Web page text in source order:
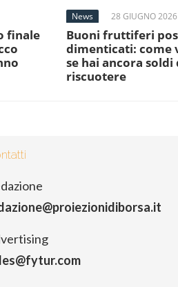
finale
News 28 GIUGNO 2026
Buoni fruttiferi
dimenticati: come
se hai ancora soldi
riscuotere